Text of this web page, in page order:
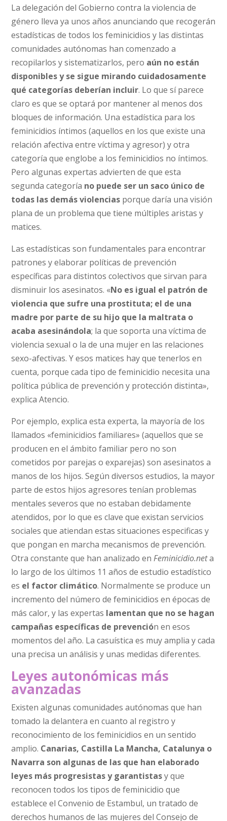
La delegación del Gobierno contra la violencia de
género lleva ya unos años anunciando que recogerán
estadísticas de todos los feminicidios y las distintas
comunidades autónomas han comenzado a
recopilarlos y sistematizarlos, pero aún no están
disponibles y se sigue mirando cuidadosamente
qué categorías deberían incluir. Lo que sí parece
claro es que se optará por mantener al menos dos
bloques de información. Una estadística para los
feminicidios íntimos (aquellos en los que existe una
relación afectiva entre víctima y agresor) y otra
categoría que englobe a los feminicidios no íntimos.
Pero algunas expertas advierten de que esta
segunda categoría no puede ser un saco único de
todas las demás violencias porque daría una visión
plana de un problema que tiene múltiples aristas y
matices.
Las estadísticas son fundamentales para encontrar
patrones y elaborar políticas de prevención
específicas para distintos colectivos que sirvan para
disminuir los asesinatos. «No es igual el patrón de
violencia que sufre una prostituta; el de una
madre por parte de su hijo que la maltrata o
acaba asesinándola; la que soporta una víctima de
violencia sexual o la de una mujer en las relaciones
sexo-afectivas. Y esos matices hay que tenerlos en
cuenta, porque cada tipo de feminicidio necesita una
política pública de prevención y protección distinta»,
explica Atencio.
Por ejemplo, explica esta experta, la mayoría de los
llamados «feminicidios familiares» (aquellos que se
producen en el ámbito familiar pero no son
cometidos por parejas o exparejas) son asesinatos a
manos de los hijos. Según diversos estudios, la mayor
parte de estos hijos agresores tenían problemas
mentales severos que no estaban debidamente
atendidos, por lo que es clave que existan servicios
sociales que atiendan estas situaciones especificas y
que pongan en marcha mecanismos de prevención.
Otra constante que han analizado enFeminicidio.neta
lo largo de los últimos 11 años de estudio estadístico
es el factor climático. Normalmente se produce un
incremento del número de feminicidios en épocas de
más calor, y las expertas lamentan que no se hagan
campañas específicas de prevención en esos
momentos del año. La casuística es muy amplia y cada
una precisa un análisis y unas medidas diferentes.
Leyes autonómicas más
avanzadas
Existen algunas comunidades autónomas que han
tomado la delantera en cuanto al registro y
reconocimiento de los feminicidios en un sentido
amplio. Canarias, Castilla La Mancha, Catalunya o
Navarra son algunas de las que han elaborado
leyes más progresistas y garantistasy que
reconocen todos los tipos de feminicidio que
establece el Convenio de Estambul, un tratado de
derechos humanos de las mujeres del Consejo de